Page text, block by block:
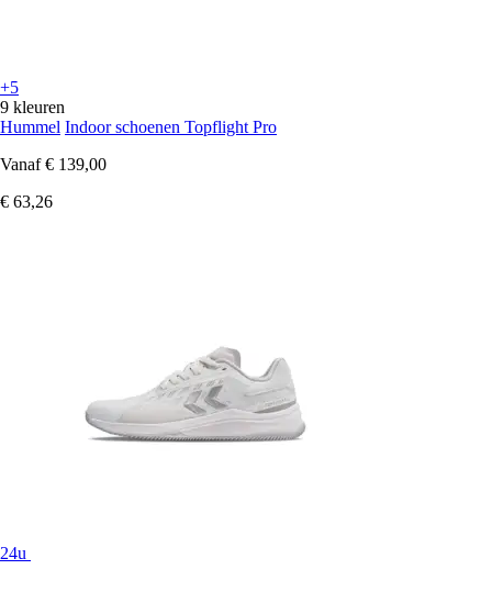
+5
9 kleuren
Hummel Indoor schoenen Topflight Pro
Vanaf € 139,00
€ 63,26
24u